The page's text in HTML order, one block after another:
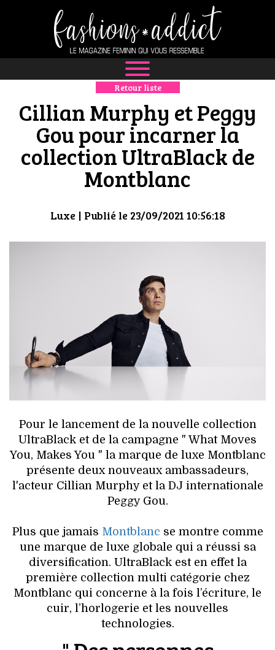
NEWS
MODE
LUXE
DÉFILÉS
BOUTIQUE
CULTURE
HIGH TECH
MAISON
AUTO
LIEUX TENDANCES
BEAUTÉ
MODE DE RUE
JEUNES CRÉATEURS
HISTOIRE DES MARQUES
DÉCO
VOYAGES & LOISIRS
Retour liste
Cillian Murphy et Peggy
Gou pour incarner la
collection UltraBlack de
Montblanc
Luxe| Publié le 23/09/2021 10:56:18
Pour le lancement de la nouvelle collection
UltraBlack et de la campagne " What Moves
You, Makes You " la marque de luxe Montblanc
présente deux nouveaux ambassadeurs,
l'acteur Cillian Murphy et la DJ internationale
Peggy Gou.
Plus que jamais Montblanc se montre comme
une marque de luxe globale qui a réussi sa
diversification. UltraBlack est en effet la
première collection multi catégorie chez
Montblanc qui concerne à la fois l’écriture, le
cuir, l’horlogerie et les nouvelles
technologies.